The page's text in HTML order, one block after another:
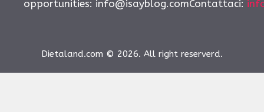
opportunities: info@isayblog.comContattaci:
Dietaland.com © 2026. All right reserverd.